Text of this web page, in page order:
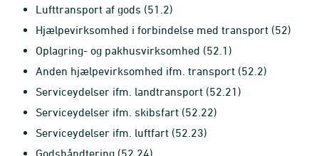
Lufttransport af gods (51.2)
Hjælpevirksomhed i forbindelse med transport (52)
Oplagring- og pakhusvirksomhed (52.1)
Anden hjælpevirksomhed ifm. transport (52.2)
Serviceydelser ifm. landtransport (52.21)
Serviceydelser ifm. skibsfart (52.22)
Serviceydelser ifm. luftfart (52.23)
Godshåndtering (52.24)